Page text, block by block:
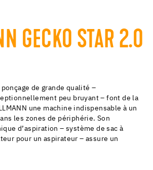
GECKO STAR 2.0
de grande qualité –
peu bruyant – font de la
une machine indispensable à un
les zones de périphérie. Son
d’aspiration – système de sac à
pour un aspirateur – assure un